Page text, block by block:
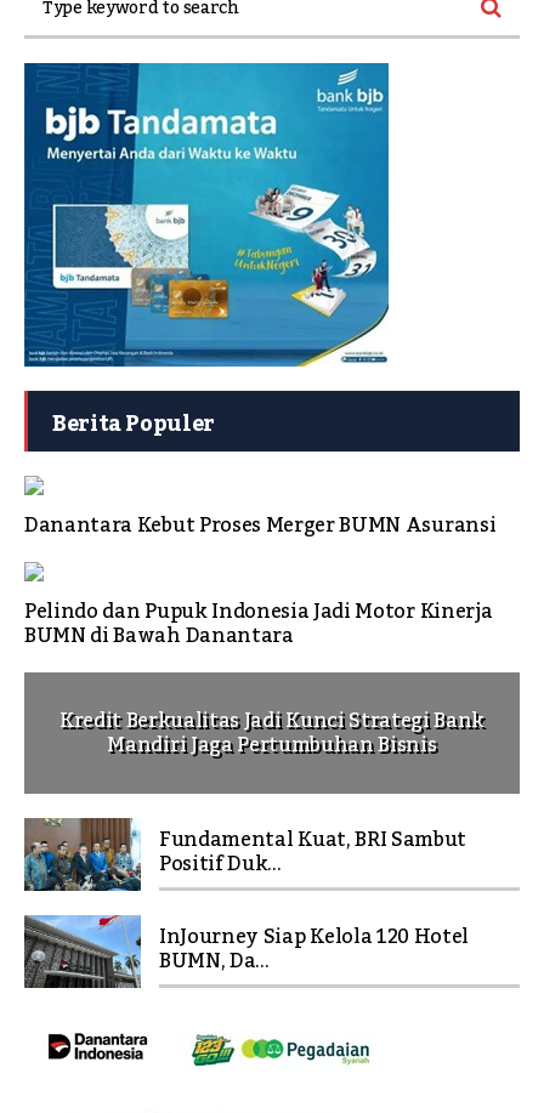
Berita Populer
Danantara Kebut Proses Merger BUMN Asuransi
Pelindo dan Pupuk Indonesia Jadi Motor Kinerja
BUMN di Bawah Danantara
Kredit Berkualitas Jadi Kunci Strategi Bank
Mandiri Jaga Pertumbuhan Bisnis
Fundamental Kuat, BRI Sambut
Positif Duk...
InJourney Siap Kelola 120 Hotel
BUMN, Da...